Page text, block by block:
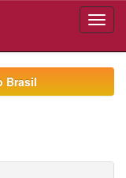
Brasil